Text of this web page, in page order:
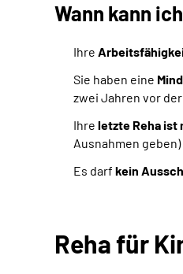
Wann kann
Ihre
Sie haben eine
zwei Jahren vor
Ihre letzte Reha ist
Ausnahmen geben)
Es darf kein
Reha für